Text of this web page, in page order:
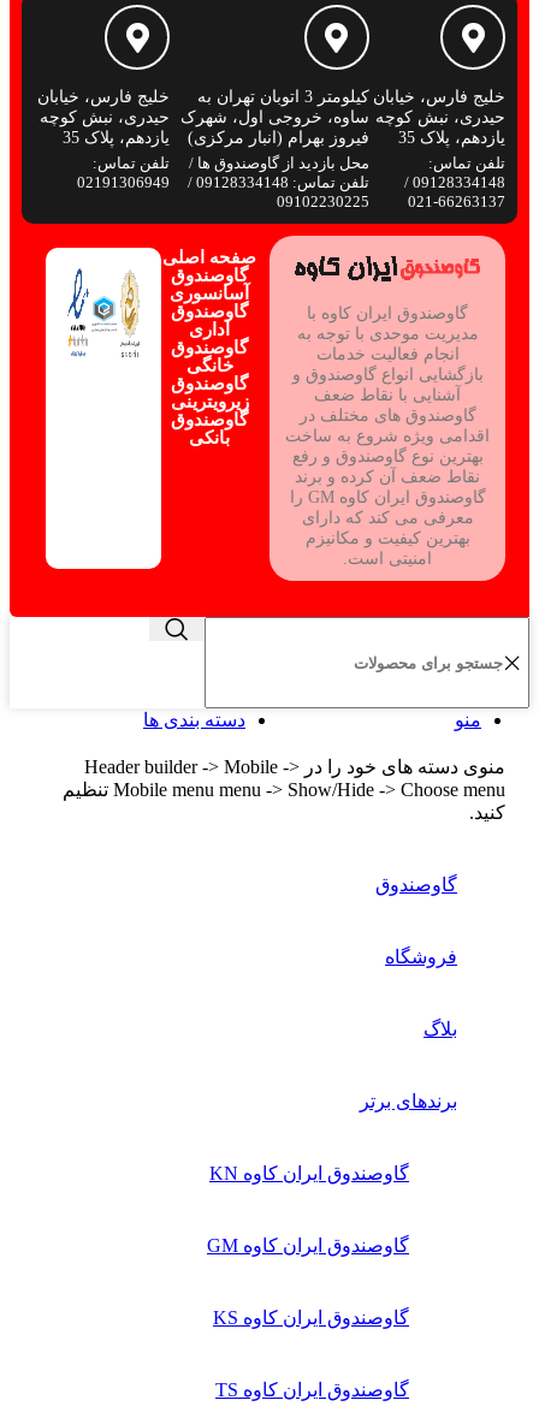
خلیج فارس، خیابان
حیدری، نبش کوچه
یازدهم، پلاک 35
تلفن تماس:
09128334148 /
66263137-021
کیلومتر 3 اتوبان تهران به
ساوه، خروجی اول، شهرک
فیروز بهرام (انبار مرکزی)
محل بازدید از گاوصندوق ها /
تلفن تماس: 09128334148 /
09102230225
خلیج فارس، خیابان
حیدری، نبش کوچه
یازدهم، پلاک 35
تلفن تماس:
02191306949
گاوصندوق ایران کاوه با
مدیریت موحدی با توجه به
انجام فعالیت خدمات
بازگشایی انواع گاوصندوق و
آشنایی با نقاط ضعف
گاوصندوق های مختلف در
اقدامی ویژه شروع به ساخت
بهترین نوع گاوصندوق و رفع
نقاط ضعف آن کرده و برند
گاوصندوق ایران کاوه GM را
معرفی می کند که دارای
بهترین کیفیت و مکانیزم
امنیتی است.
صفحه اصلی
گاوصندوق
آسانسوری
گاوصندوق
اداری
گاوصندوق
خانگی
گاوصندوق
زیرویترینی
گاوصندوق
بانکی
منو دسته بندی ها
منوی دسته های خود را در Header builder -> Mobile ->
Mobile menu menu -> Show/Hide -> Choose menu تنظیم
کنید.
گاوصندوق
فروشگاه
بلاگ
برندهای برتر
گاوصندوق ایران کاوه KN
گاوصندوق ایران کاوه GM
گاوصندوق ایران کاوه KS
گاوصندوق ایران کاوه TS